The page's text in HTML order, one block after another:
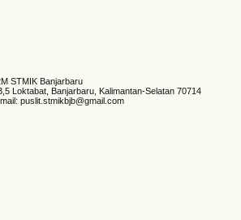
STMIK Banjarbaru
Loktabat, Banjarbaru, Kalimantan-Selatan 70714
puslit.stmikbjb@gmail.com